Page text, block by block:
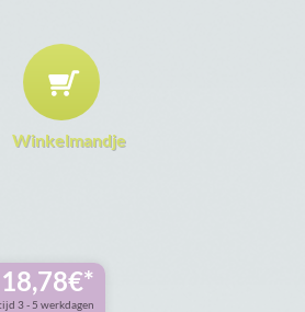
Winkelmandje
18,78€
3 - 5 werkdagen